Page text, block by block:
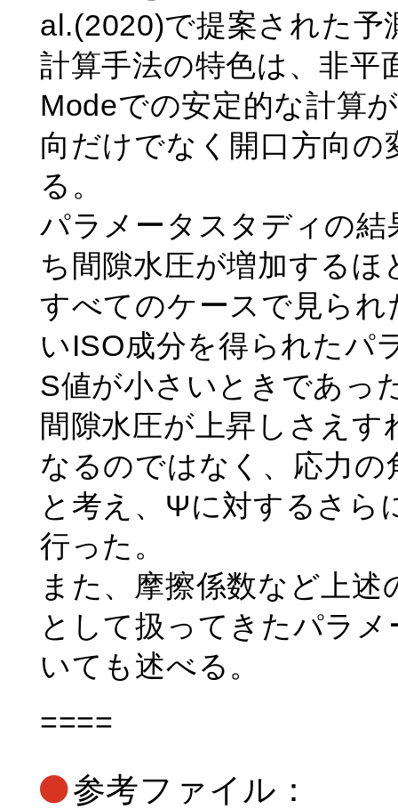
al.(2020)で提案された予
計算手法の特色は、非平
Modeでの安定的な計算
向だけでなく開口方向
る。
パラメータスタディの
ち間隙水圧が増加する
すべてのケースで見ら
いISO成分を得られた
S値が小さいときであっ
間隙水圧が上昇しさえ
なるのではなく、応力
と考え、Ψに対するさら
行った。
また、摩擦係数など上
として扱ってきたパラ
いても述べる。
====
参考ファイル：